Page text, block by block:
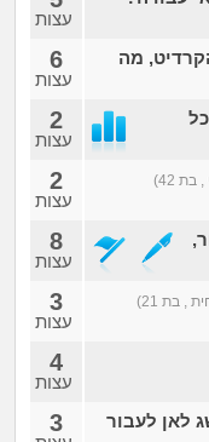
עצות
מה
6
עצות
2
עצות
בת 42) 2
עצות
8
עצות
, בת 21) 3
עצות
4
עצות
לאן לעבור 3